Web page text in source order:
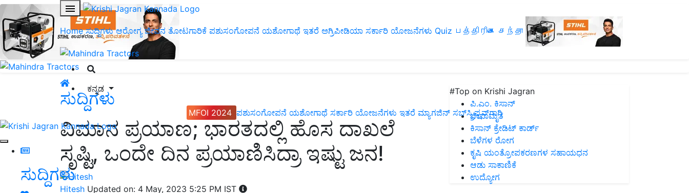
Home ಸುದ್ದಿಗಳು ಆರೋಗ್ಯ ಜೀವನ ತೋಟಗಾರಿಕೆ ಪಶುಸಂಗೋಪನೆ ಯಶೋಗಾಥೆ ಇತರೆ ಅಗ್ರಿಪೀಡಿಯಾ ಸರ್ಕಾರಿ ಯೋಜನೆಗಳು Quiz பத்திரிகை சந்தா
ಕನ್ನಡ
MFOI 2024 ಪಶುಸಂಗೋಪನೆ ಯಶೋಗಾಥೆ ಸರ್ಕಾರಿ ಯೋಜನೆಗಳು ಇತರೆ ಮ್ಯಾಗಜಿನ್‌ ಸಬ್‌ಸ್ಕ್ರಿಪ್ಷನ್‌ಗಾಗಿ
ಸುದ್ದಿಗಳು
ಸುದ್ದಿಗಳು
ವಿಮಾನ ಪ್ರಯಾಣ; ಭಾರತದಲ್ಲಿ ಹೊಸ ದಾಖಲೆ
ಸೃಷ್ಟಿ, ಒಂದೇ ದಿನ ಪ್ರಯಾಣಿಸಿದ್ರಾ ಇಷ್ಟು ಜನ!
Hitesh Updated on: 4 May, 2023 5:25 PM IST
#Top on Krishi Jagran
ಪಿ.ಎಂ. ಕಿಸಾನ್
ಜೀವಾಮೃತ
ಕಿಸಾನ್ ಕ್ರೇಡಿಟ್ ಕಾರ್ಡ್
ಬೆಳೆಗಳ ರೋಗ
ಕೃಷಿ ಯಂತ್ರೋಪಕರಣಗಳ ಸಹಾಯಧನ
ಆಡು ಸಾಕಾಣಿಕೆ
ಉದ್ಯೋಗ